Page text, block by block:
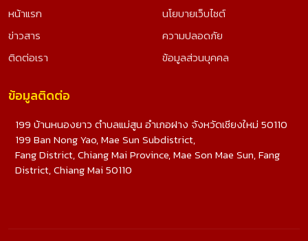
หน้าแรก
ข่าวสาร
ติดต่อเรา
นโยบายเว็บไซต์
ความปลอดภัย
ข้อมูลส่วนบุคคล
ข้อมูลติดต่อ
199 บ้านหนองยาว ตำบลแม่สูน อำเภอฝาง จังหวัดเชียงใหม่ 50110
199 Ban Nong Yao, Mae Sun Subdistrict,
Fang District, Chiang Mai Province, Mae Son Mae Sun, Fang
District, Chiang Mai 50110